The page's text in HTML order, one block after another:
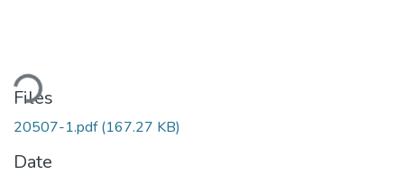
Files
20507-1.pdf(167.27 KB)
Date